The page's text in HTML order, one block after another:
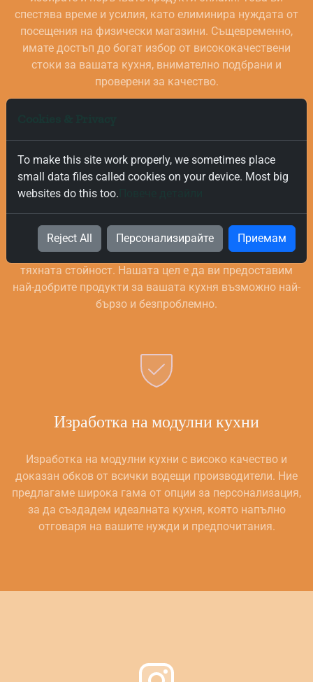
спестява време и усилия, като елиминира нуждата от
посещения на физически магазини. Същевременно,
имате достъп до богат избор от висококачествени
стоки за вашата кухня, внимателно подбрани и
проверени за качество.
Безплатна и Бърза Доставка
Ние ценим вашето време и за това предлагаме бърза и
безплатна доставка на всички поръчки, независимо от
тяхната стойност. Нашата цел е да ви предоставим
най-добрите продукти за вашата кухня възможно най-
бързо и безпроблемно.
Изработка на модулни кухни
Изработка на модулни кухни с високо качество и
доказан обков от всички водещи производители. Ние
предлагаме широка гама от опции за персонализация,
за да създадем идеалната кухня, която напълно
отговаря на вашите нужди и предпочитания.
To make this site work properly, we sometimes place
small data files called cookies on your device. Most big
websites do this too.
Reject All Персонализирайте Приемам